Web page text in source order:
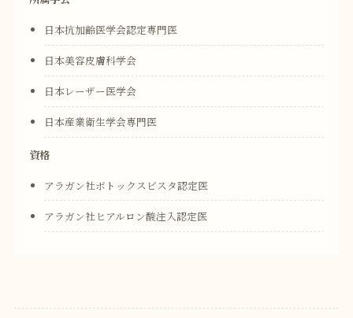
日本抗加齢医学会認定専門医
日本美容皮膚科学会
日本レーザー医学会
日本産業衛生学会専門医
資格
アラガン社ボトックスビスタ認定医
アラガン社ヒアルロン酸注入認定医